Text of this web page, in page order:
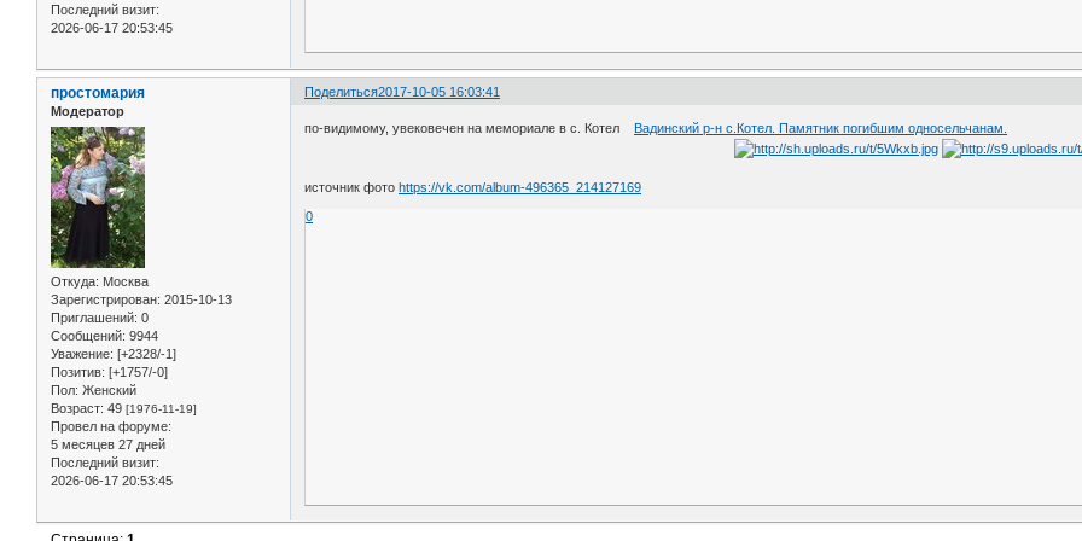
Последний визит:
2026-06-17 20:53:45
Поделиться2017-10-05 16:03:41
простомария
Модератор
Откуда: Москва
Зарегистрирован: 2015-10-13
Приглашений: 0
Сообщений: 9944
Уважение: [+2328/-1]
Позитив: [+1757/-0]
Пол: Женский
Возраст: 49 [1976-11-19]
Провел на форуме:
5 месяцев 27 дней
Последний визит:
2026-06-17 20:53:45
по-видимому, увековечен на мемориале в с. Котел Вадинский р-н с.Котел. Памятник погибшим односельчанам.
источник фотоhttps://vk.com/album-496365_214127169
0